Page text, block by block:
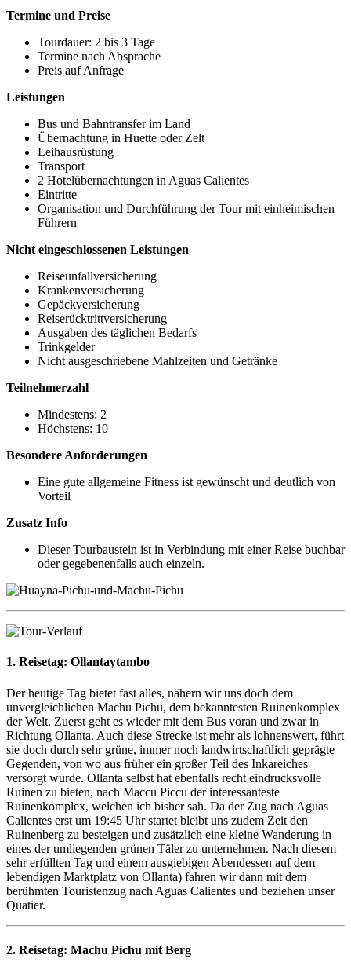
Termine und Preise
Tourdauer: 2 bis 3 Tage
Termine nach Absprache
Preis auf Anfrage
Leistungen
Bus und Bahntransfer im Land
Übernachtung in Huette oder Zelt
Leihausrüstung
Transport
2 Hotelübernachtungen in Aguas Calientes
Eintritte
Organisation und Durchführung der Tour mit einheimischen
Führern
Nicht eingeschlossenen Leistungen
Reiseunfallversicherung
Krankenversicherung
Gepäckversicherung
Reiserücktrittversicherung
Ausgaben des täglichen Bedarfs
Trinkgelder
Nicht ausgeschriebene Mahlzeiten und Getränke
Teilnehmerzahl
Mindestens: 2
Höchstens: 10
Besondere Anforderungen
Eine gute allgemeine Fitness ist gewünscht und deutlich von
Vorteil
Zusatz Info
Dieser Tourbaustein ist in Verbindung mit einer Reise buchbar
oder gegebenenfalls auch einzeln.
1. Reisetag: Ollantaytambo
Der heutige Tag bietet fast alles, nähern wir uns doch dem
unvergleichlichen Machu Pichu, dem bekanntesten Ruinenkomplex
der Welt. Zuerst geht es wieder mit dem Bus voran und zwar in
Richtung Ollanta. Auch diese Strecke ist mehr als lohnenswert, führt
sie doch durch sehr grüne, immer noch landwirtschaftlich geprägte
Gegenden, von wo aus früher ein großer Teil des Inkareiches
versorgt wurde. Ollanta selbst hat ebenfalls recht eindrucksvolle
Ruinen zu bieten, nach Maccu Piccu der interessanteste
Ruinenkomplex, welchen ich bisher sah. Da der Zug nach Aguas
Calientes erst um 19:45 Uhr startet bleibt uns zudem Zeit den
Ruinenberg zu besteigen und zusätzlich eine kleine Wanderung in
eines der umliegenden grünen Täler zu unternehmen. Nach diesem
sehr erfüllten Tag und einem ausgiebigen Abendessen auf dem
lebendigen Marktplatz von Ollanta) fahren wir dann mit dem
berühmten Touristenzug nach Aguas Calientes und beziehen unser
Quatier.
2. Reisetag: Machu Pichu mit Berg